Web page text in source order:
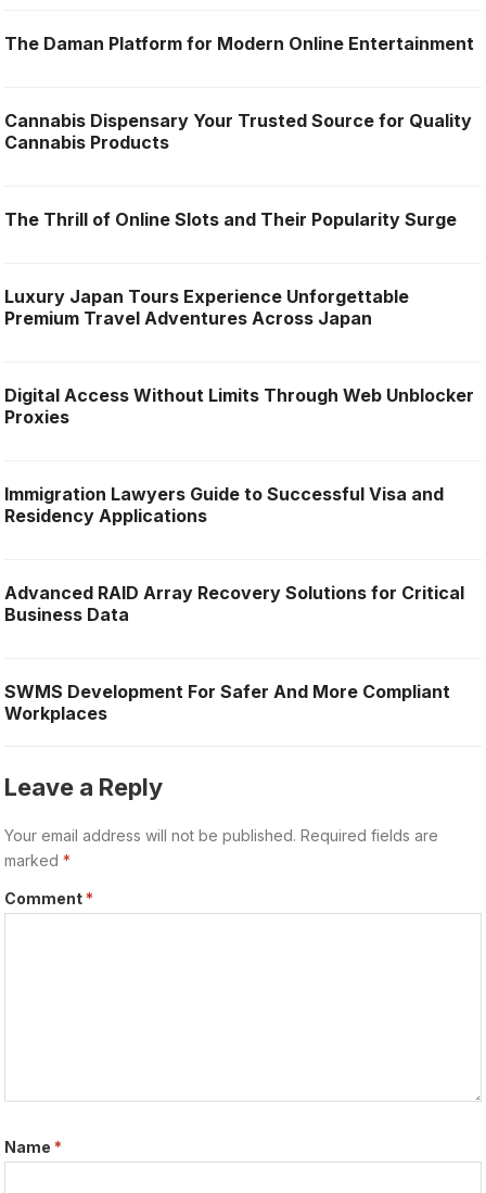
The Daman Platform for Modern Online Entertainment
Cannabis Dispensary Your Trusted Source for Quality
Cannabis Products
The Thrill of Online Slots and Their Popularity Surge
Luxury Japan Tours Experience Unforgettable
Premium Travel Adventures Across Japan
Digital Access Without Limits Through Web Unblocker
Proxies
Immigration Lawyers Guide to Successful Visa and
Residency Applications
Advanced RAID Array Recovery Solutions for Critical
Business Data
SWMS Development For Safer And More Compliant
Workplaces
Leave a Reply
Your email address will not be published. Required fields are
marked*
Comment *
Name *